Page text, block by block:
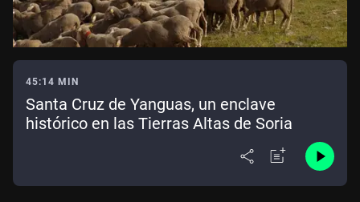
45:14 MIN
Santa Cruz de Yanguas, un enclave
histórico en las Tierras Altas de Soria